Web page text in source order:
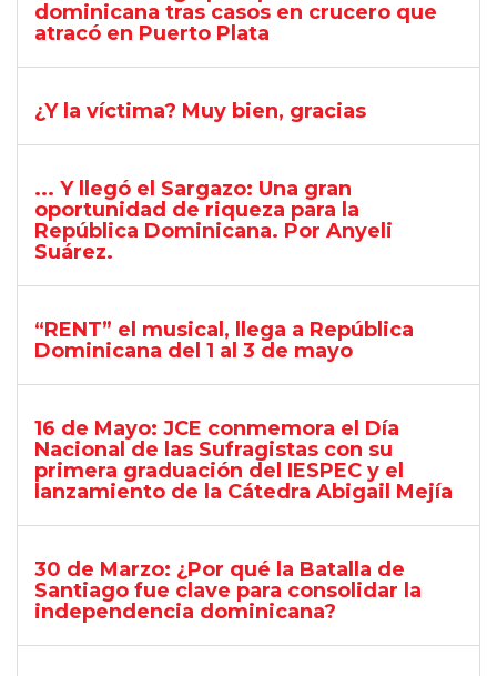
dominicana tras casos en crucero que
atracó en Puerto Plata
¿Y la víctima? Muy bien, gracias
... Y llegó el Sargazo: Una gran
oportunidad de riqueza para la
República Dominicana. Por Anyeli
Suárez.
“RENT” el musical, llega a República
Dominicana del 1 al 3 de mayo
16 de Mayo: JCE conmemora el Día
Nacional de las Sufragistas con su
primera graduación del IESPEC y el
lanzamiento de la Cátedra Abigail Mejía
30 de Marzo: ¿Por qué la Batalla de
Santiago fue clave para consolidar la
independencia dominicana?